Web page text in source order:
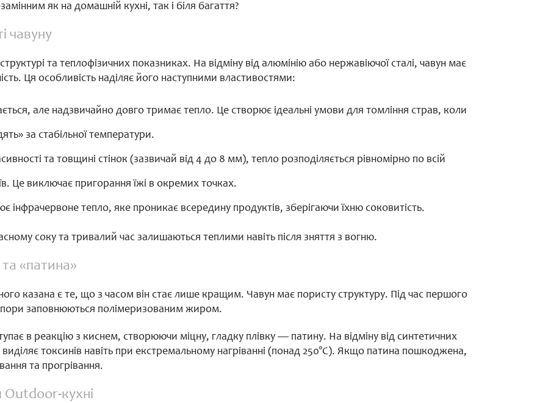
як на домашній кухні, так і біля багаття?
чавуну
та теплофізичних показниках. На відміну від алюмінію або нержавіючої сталі, чавун має
Ця особливість наділяє його наступними властивостями:
але надзвичайно довго тримає тепло. Це створює ідеальні умови для томління страв, коли
за стабільної температури.
та товщині стінок (зазвичай від 4 до 8 мм), тепло розподіляється рівномірно по всій
Це виключає пригорання їжі в окремих точках.
тепло, яке проникає всередину продуктів, зберігаючи їхню соковитість.
соку та тривалий час залишаються теплими навіть після зняття з вогню.
«патина»
казана є те, що з часом він стає лише кращим. Чавун має пористу структуру. Під час першого
заповнюються полімеризованим жиром.
в реакцію з киснем, створюючи міцну, гладку плівку — патину. На відміну від синтетичних
токсинів навіть при екстремальному нагріванні (понад 250°C). Якщо патина пошкоджена,
та прогрівання.
кухні